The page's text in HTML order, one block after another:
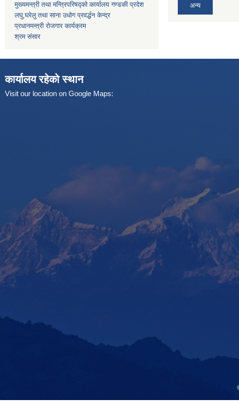
मुख्यमन्त्री तथा मन्त्रिपरिषद्को कार्यालय गण्डकी प्रदेश
लघु,घरेलु तथा साना उधोग प्रवर्द्धन केन्द्र
प्रधानमन्त्री रोजगार कार्यक्रम
श्रम संसार
अन्य
कार्यालय रहेको स्थान
Visit our location on Google Maps: